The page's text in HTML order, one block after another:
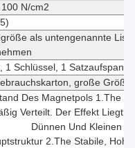
N/cm2
als untengenannte
1 Schlüssel, 1
große
Des Magnetpols 1.The
Verteilt. Der Effekt Liegt
Dünnen Und Kleinen
2.The Stabile,